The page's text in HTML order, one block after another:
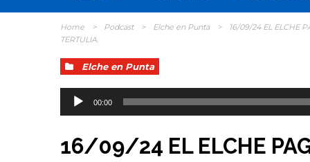
Home > Podcast > Elche en Punta >
16/09/24 EL ELCHE
TERTULIA.
Elche en Punta
00:00
16/09/24 EL ELCHE